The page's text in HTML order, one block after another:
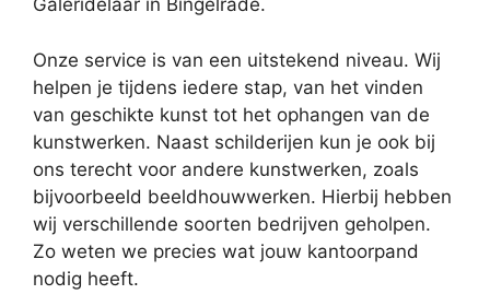
Galeridelaar in Bingelrade.
Onze service is van een uitstekend niveau. Wij
helpen je tijdens iedere stap, van het vinden
van geschikte kunst tot het ophangen van de
kunstwerken. Naast schilderijen kun je ook bij
ons terecht voor andere kunstwerken, zoals
bijvoorbeeld beeldhouwwerken. Hierbij hebben
wij verschillende soorten bedrijven geholpen.
Zo weten we precies wat jouw kantoorpand
nodig heeft.